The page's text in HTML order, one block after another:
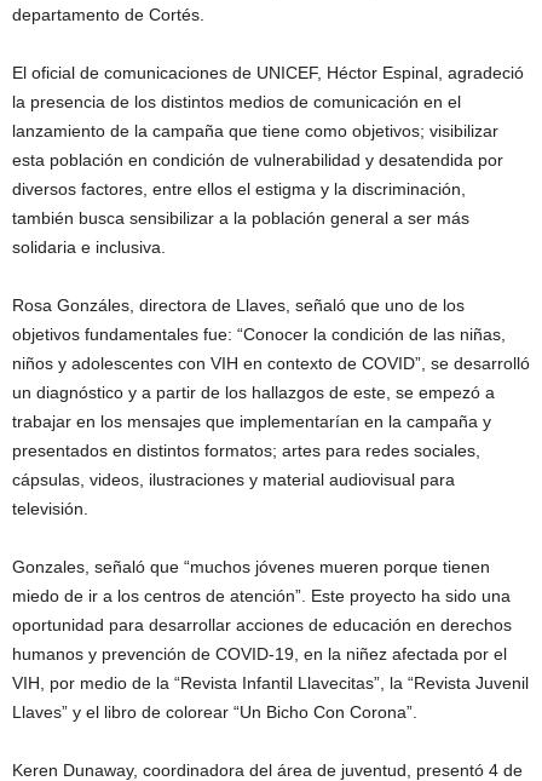
departamento de Cortés.
El oficial de comunicaciones de UNICEF, Héctor Espinal, agradeció
la presencia de los distintos medios de comunicación en el
lanzamiento de la campaña que tiene como objetivos; visibilizar
esta población en condición de vulnerabilidad y desatendida por
diversos factores, entre ellos el estigma y la discriminación,
también busca sensibilizar a la población general a ser más
solidaria e inclusiva.
Rosa Gonzáles, directora de Llaves, señaló que uno de los
objetivos fundamentales fue: “Conocer la condición de las niñas,
niños y adolescentes con VIH en contexto de COVID”, se desarrolló
un diagnóstico y a partir de los hallazgos de este, se empezó a
trabajar en los mensajes que implementarían en la campaña y
presentados en distintos formatos; artes para redes sociales,
cápsulas, videos, ilustraciones y material audiovisual para
televisión.
Gonzales, señaló que “muchos jóvenes mueren porque tienen
miedo de ir a los centros de atención”. Este proyecto ha sido una
oportunidad para desarrollar acciones de educación en derechos
humanos y prevención de COVID-19, en la niñez afectada por el
VIH, por medio de la “Revista Infantil Llavecitas”, la “Revista Juvenil
Llaves” y el libro de colorear “Un Bicho Con Corona”.
Keren Dunaway, coordinadora del área de juventud, presentó 4 de